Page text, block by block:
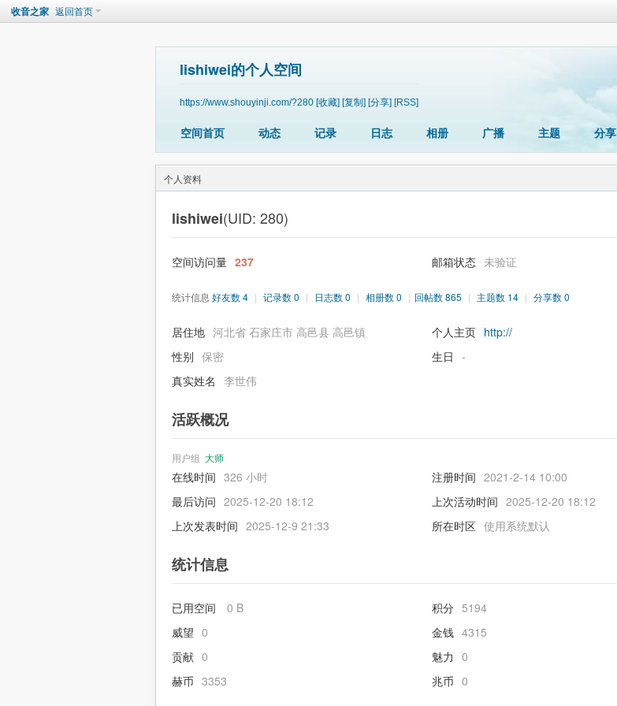
收音之家 返回首页
lishiwei的个人空间
https://www.shouyinji.com/?280 [收藏] [复制] [分享] [RSS]
空间首页 动态 记录 日志 相册 广播 主题 分享
个人资料
lishiwei(UID: 280)
空间访问量 237 邮箱状态 未验证
统计信息 好友数 4 | 记录数 0 | 日志数 0 | 相册数 0 | 回帖数 865 | 主题数 14 | 分享数 0
居住地 河北省 石家庄市 高邑县 高邑镇 个人主页 http://
性别 保密 生日 -
真实姓名 李世伟
活跃概况
用户组 大师
在线时间 326 小时 注册时间 2021-2-14 10:00
最后访问 2025-12-20 18:12 上次活动时间 2025-12-20 18:12
上次发表时间 2025-12-9 21:33 所在时区 使用系统默认
统计信息
已用空间 0 B 积分 5194
威望 0 金钱 4315
贡献 0 魅力 0
赫币 3353 兆币 0